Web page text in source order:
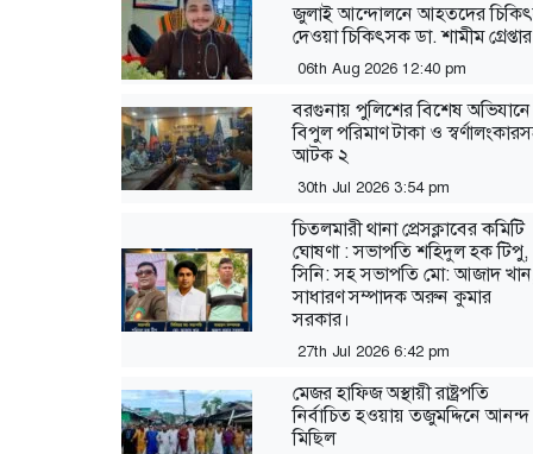
জুলাই আন্দোলনে আহতদের
দেওয়া চিকিৎসক ডা. শামীম গ্রেপ্তার
06th Aug 2026 12:40 pm
বরগুনায় পুলিশের বিশেষ অভিযানে
বিপুল পরিমাণ টাকা ও
আটক ২
30th Jul 2026 3:54 pm
চিতলমারী থানা প্রেসক্লাবের কমিটি
ঘোষণা : সভাপতি শহিদুল হক টিপু,
সিনি: সহ সভাপতি মো: আজাদ
সাধারণ সম্পাদক অরুন কুমার
সরকার।
27th Jul 2026 6:42 pm
মেজর হাফিজ অস্থায়ী রাষ্ট্রপতি
নির্বাচিত হওয়ায় তজুমদ্দিনে আনন্দ
মিছিল